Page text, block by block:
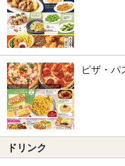
ピザ・
ドリンク